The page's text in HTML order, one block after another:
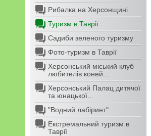
Рибалка на Херсонщині
Туризм в Таврії
Садиби зеленого туризму
Фото-туризм в Таврії
Херсонський міський клуб
любителів коней...
Херсонський Палац дитячої
та юнацької...
"Водний лабіринт"
Екстремальний туризм в
Таврії